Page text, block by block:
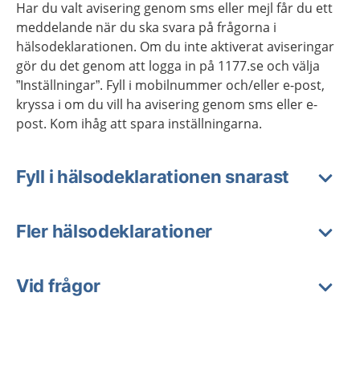
Har du valt avisering genom sms eller mejl får du ett
meddelande när du ska svara på frågorna i
hälsodeklarationen. Om du inte aktiverat aviseringar
gör du det genom att logga in på 1177.se och välja
”Inställningar”. Fyll i mobilnummer och/eller e-post,
kryssa i om du vill ha avisering genom sms eller e-
post. Kom ihåg att spara inställningarna.
Fyll i hälsodeklarationen snarast
Fler hälsodeklarationer
Vid frågor